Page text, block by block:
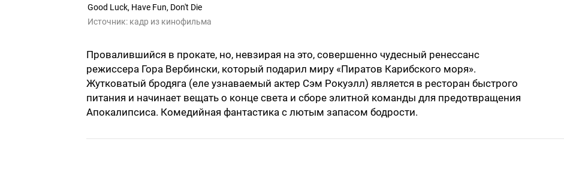
Good Luck, Have Fun, Don't Die
Источник: кадр из кинофильма
Провалившийся в прокате, но, невзирая на это, совершенно чудесный ренессанс
режиссера Гора Вербински, который подарил миру «Пиратов Карибского моря».
Жутковатый бродяга (еле узнаваемый актер Сэм Рокуэлл) является в ресторан быстрого
питания и начинает вещать о конце света и сборе элитной команды для предотвращения
Апокалипсиса. Комедийная фантастика с лютым запасом бодрости.